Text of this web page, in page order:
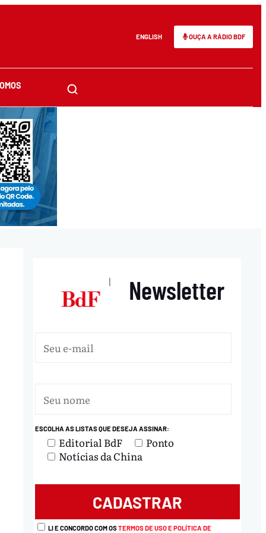
ENGLISH OUÇA A RÁDIO BDF
| Newsletter
ESCOLHA AS LISTAS QUE DESEJA ASSINAR:
Editorial BdF
Ponto
Notícias da China
LI E CONCORDO COM OSTERMOS DE USO E POLÍTICA DE